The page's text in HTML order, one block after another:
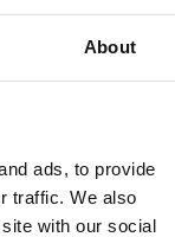
About
ads, to provide
traffic. We also
with our social
som
soja,